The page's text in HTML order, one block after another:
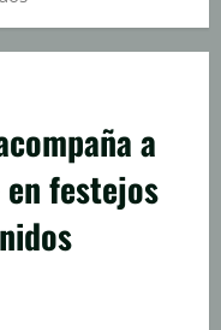
a
festejos